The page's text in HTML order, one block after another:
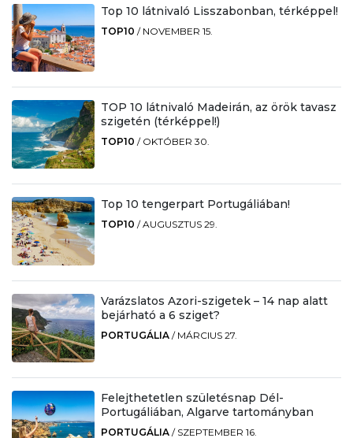
Top 10 látnivaló Lisszabonban, térképpel!
TOP10 / NOVEMBER 15.
TOP 10 látnivaló Madeirán, az örök tavasz
szigetén (térképpel!)
TOP10 / OKTÓBER 30.
Top 10 tengerpart Portugáliában!
TOP10 /AUGUSZTUS 29.
Varázslatos Azori-szigetek – 14 nap alatt
bejárható a 6 sziget?
PORTUGÁLIA / MÁRCIUS 27.
Felejthetetlen születésnap Dél-
Portugáliában, Algarve tartományban
PORTUGÁLIA / SZEPTEMBER 16.